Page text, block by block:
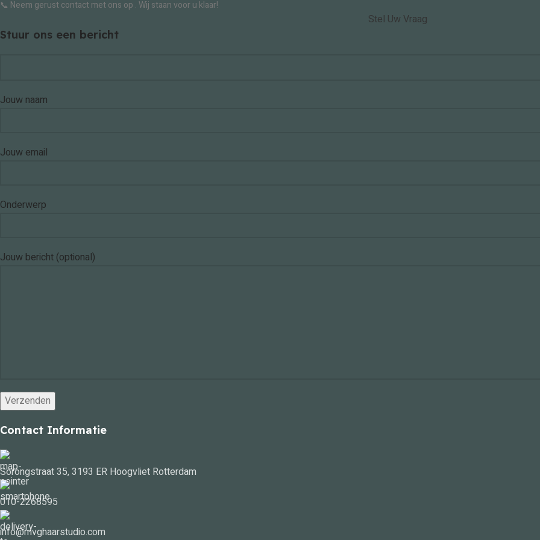
📞 Neem gerust contact met ons op . Wij staan voor u klaar!
Stel Uw Vraag
Stuur ons een bericht
Jouw naam
Jouw email
Onderwerp
Jouw bericht (optional)
Contact Informatie
Sorongstraat 35, 3193 ER Hoogvliet Rotterdam
010-2268595
info@mvghaarstudio.com